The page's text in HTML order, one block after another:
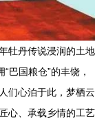
牡丹传说浸润的土地
巴国粮仓”的丰饶，
们心泊于此，梦栖云
心、承载乡情的工艺